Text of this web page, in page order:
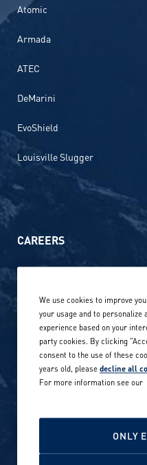
Atomic
Armada
ATEC
DeMarini
EvoShield
Louisville Slugger
CAREERS
Our locations globally
Career stories
Careers in sports
We use cookies to improve
your usage and to
experience based on your
party cookies. By clicking
consent to the use of these
years old, pleasedecline all
For more information see our
ONLY